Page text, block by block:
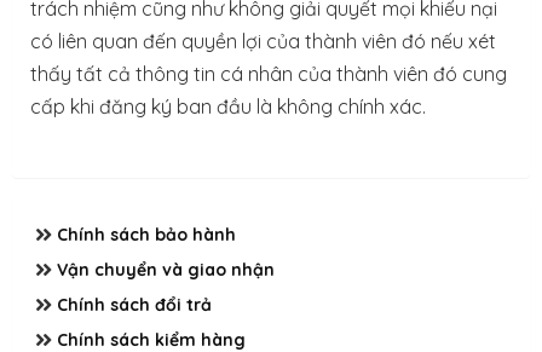
trách nhiệm cũng như không giải quyết mọi khiếu nại
có liên quan đến quyền lợi của thành viên đó nếu xét
thấy tất cả thông tin cá nhân của thành viên đó cung
cấp khi đăng ký ban đầu là không chính xác.
Chính sách bảo hành
Vận chuyển và giao nhận
Chính sách đổi trả
Chính sách kiểm hàng